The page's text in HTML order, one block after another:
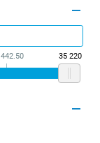
35 220